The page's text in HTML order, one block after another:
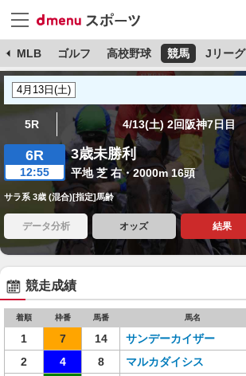
MLB ゴルフ 高校野球 競馬 Jリーグ
5R 4/13(土) 2回阪神7日目
6R
12:55
3歳未勝利
平地 芝 右・2000m 16頭
サラ系 3歳 (混合)[指定]馬齢
データ分析 オッズ 結果
競走成績
着順 枠番 馬番 馬名
1 7 14 サンデーカイザー
2
4 8 マルカダイシス